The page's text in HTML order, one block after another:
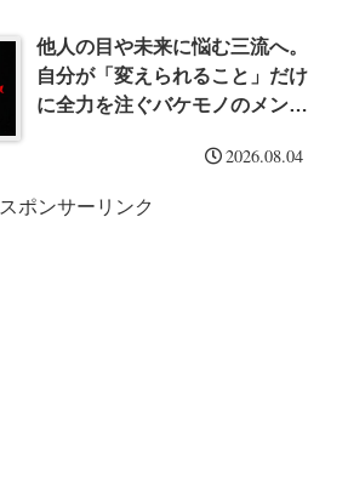
他人の目や未来に悩む三流へ。
自分が「変えられること」だけ
に全力を注ぐバケモノのメンタ
2026.08.04
スポンサーリンク